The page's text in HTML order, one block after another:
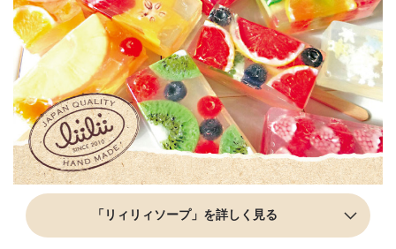
「リィリィソープ」を詳しく見る